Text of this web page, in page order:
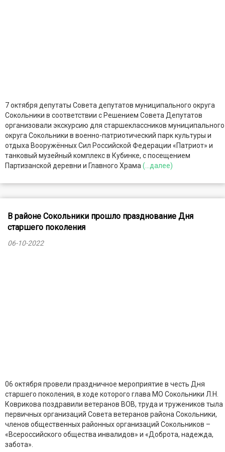
7 октября депутаты Совета депутатов муниципального округа
Сокольники в соответствии с Решением Совета Депутатов
организовали экскурсию для старшеклассников муниципального
округа Сокольники в военно-патриотический парк культуры и
отдыха Вооружённых Сил Российской Федерации «Патриот» и
танковый музейный комплекс в Кубинке, с посещением
Партизанской деревни и Главного Храма (...далее)
В районе Сокольники прошло празднование Дня
старшего поколения
06-10-2022
06 октября провели праздничное мероприятие в честь Дня
старшего поколения, в ходе которого глава МО Сокольники Л.Н.
Коврикова поздравили ветеранов ВОВ, труда и тружеников тыла
первичных организаций Совета ветеранов района Сокольники,
членов общественных районных организаций Сокольников –
«Всероссийского общества инвалидов» и «Доброта, надежда,
забота».